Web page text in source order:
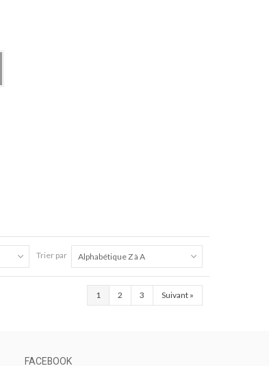
Trier par Alphabétique Z à A
1 2 3 Suivant »
FACEBOOK